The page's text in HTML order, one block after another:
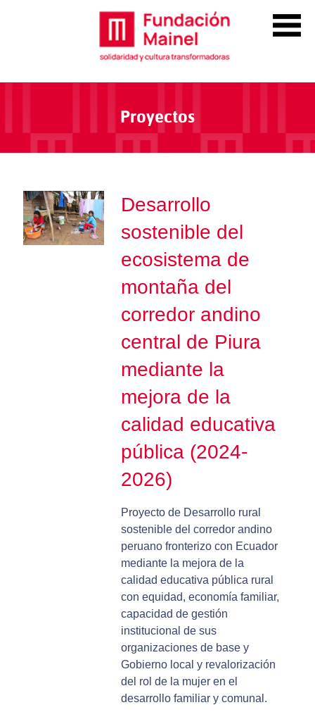
Proyectos
Desarrollo
sostenible del
ecosistema de
montaña del
corredor andino
central de Piura
mediante la
mejora de la
calidad educativa
pública (2024-
2026)
Proyecto de Desarrollo rural
sostenible del corredor andino
peruano fronterizo con Ecuador
mediante la mejora de la
calidad educativa pública rural
con equidad, economía familiar,
capacidad de gestión
institucional de sus
organizaciones de base y
Gobierno local y revalorización
del rol de la mujer en el
desarrollo familiar y comunal.